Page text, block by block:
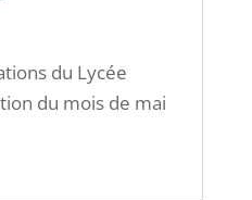
du Lycée
du mois de mai